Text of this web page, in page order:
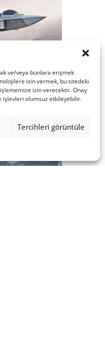
ve/veya bunlara erişmek
izin vermek, bu sitedeki
izin verecektir. Onay
işlevleri olumsuz etkileyebilir.
Tercihleri görüntüle